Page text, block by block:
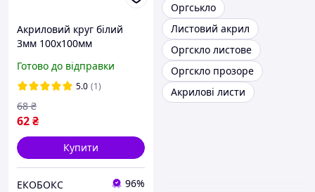
Акриловий круг білий
3мм 100х100мм
Готово до відправки
5.0 (1)
62₴
68 ₴
Купити
ЕКОБОКС 96%
Оргськло
Листовий акрил
Оргскло листове
Оргскло прозоре
Акрилові листи